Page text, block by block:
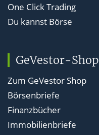
One Click Trading
Du kannst Börse
GeVestor-Shop
Zum GeVestor Shop
Börsenbriefe
Finanzbücher
Immobilienbriefe